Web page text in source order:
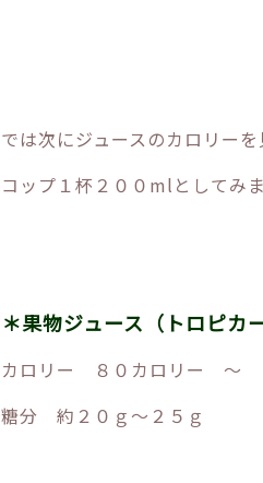
では次にジュースのカロリー
コップ１杯２００mlとしてみま
＊果物ジュース（トロピカ
カロリー ８０カロリー ～
糖分 約２０ｇ～２５ｇ